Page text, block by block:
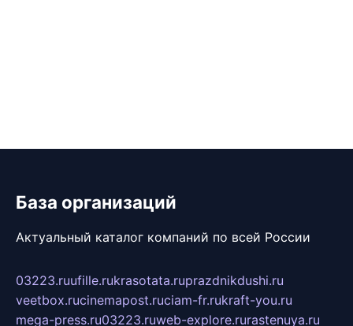
База организаций
Актуальный каталог компаний по всей России
03223.ruufille.rukrasotata.ruprazdnikdushi.ru
veetbox.rucinemapost.ruciam-fr.rukraft-you.ru
mega-press.ru03223.ruweb-explore.rurastenuya.ru